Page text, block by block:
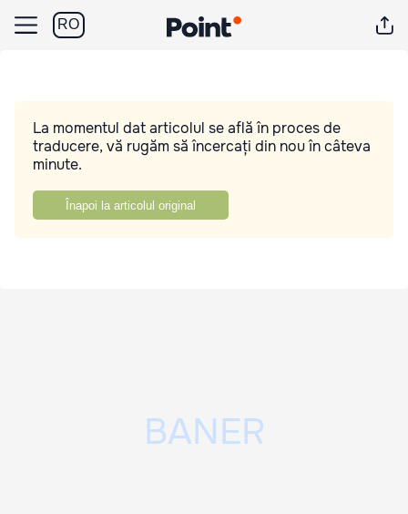
RO
La momentul dat articolul se află în proces de
traducere, vă rugăm să încercați din nou în câteva
minute.
Înapoi la articolul original